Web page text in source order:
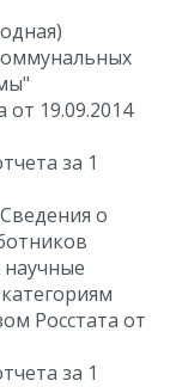
19.09.2014
за 1
о
Росстата от
за 1